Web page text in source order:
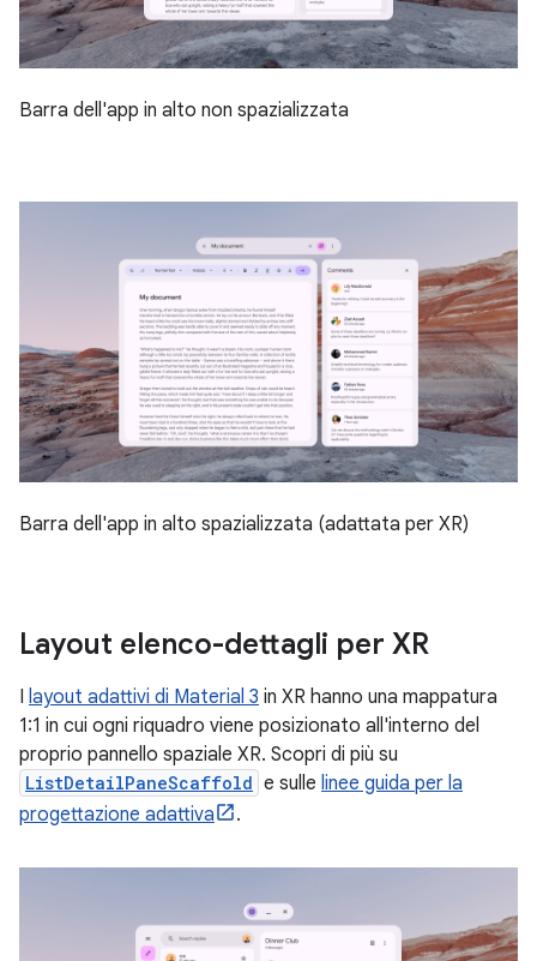
Barra dell'app in alto non spazializzata
Barra dell'app in alto spazializzata (adattata per XR)
Layout elenco-dettagli per XR
I layout adattivi di Material 3 in XR hanno una mappatura
1:1 in cui ogni riquadro viene posizionato all'interno del
proprio pannello spaziale XR. Scopri di più su
ListDetailPaneScaffold e sulle linee guida per la
progettazione adattiva
.